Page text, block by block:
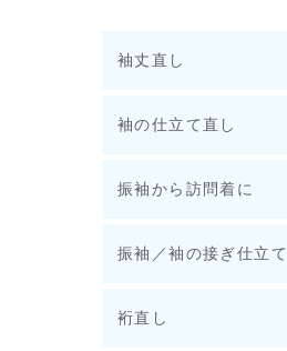
袖丈直し
袖の仕立て直し
振袖から訪問着に
振袖／袖の接ぎ仕立て
裄直し